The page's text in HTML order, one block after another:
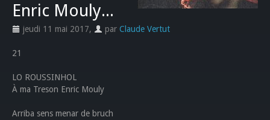
Enric Mouly...
jeudi 11 mai 2017, par Claude Vertut
21
LO ROUSSINHOL
À ma Treson Enric Mouly
Arriba sens menar de bruch